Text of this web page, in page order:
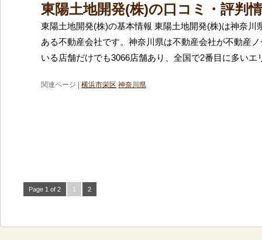
東陽土地開発(株)の口コミ・評判
東陽土地開発(株)の基本情報 東陽土地開発(株)は神奈川
ある不動産会社です。神奈川県は不動産会社が不動産
いる店舗だけでも3066店舗あり、全国で2番目に多いエ
関連ページ | 横浜市栄区 神奈川県
Page 1 of 2 1 2